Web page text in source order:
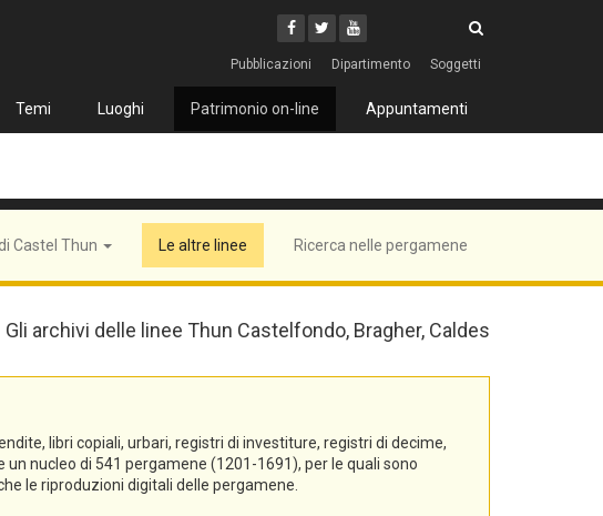
Facebook
Twitter
Youtube
Pubblicazioni Dipartimento Soggetti
Temi Luoghi Patrimonio on-line Appuntamenti
Castel Thun Le altre linee Ricerca nelle pergamene
Gli archivi delle linee Thun Castelfondo, Bragher, Caldes
libri copiali, urbari, registri di investiture, registri di decime,
nucleo di 541 pergamene (1201-1691), per le quali sono
le riproduzioni digitali delle pergamene.